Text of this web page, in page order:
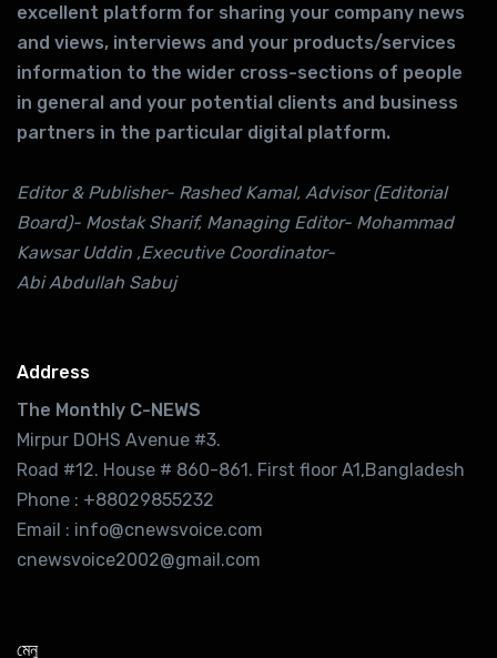
excellent platform for sharing your company news
and views, interviews and your products/services
information to the wider cross-sections of people
in general and your potential clients and business
partners in the particular digital platform.
Editor & Publisher- Rashed Kamal, Advisor (Editorial
Board)- Mostak Sharif, Managing Editor- Mohammad
Kawsar Uddin ,Executive Coordinator-
Abi Abdullah Sabuj
Address
The Monthly C-NEWS
Mirpur DOHS Avenue #3.
Road #12. House # 860-861. First floor A1,Bangladesh
Phone : +88029855232
Email : info@cnewsvoice.com
cnewsvoice2002@gmail.com
মেনু